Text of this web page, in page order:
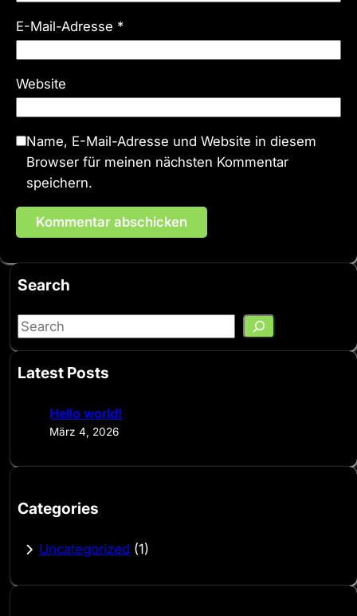
E-Mail-Adresse *
Website
Name, E-Mail-Adresse und Website in diesem
Browser für meinen nächsten Kommentar
speichern.
Search
S
aLatest Posts
Hello world!
März 4, 2026
Categories
Uncategorized (1)